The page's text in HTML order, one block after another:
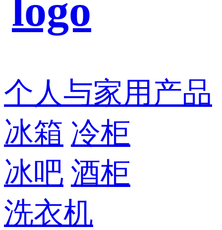
个人与家用产品
冰箱 冷柜
冰吧 酒柜
洗衣机